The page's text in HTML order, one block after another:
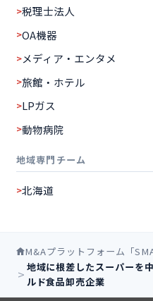
税理士法人
OA機器
メディア・エンタメ
旅館・ホテル
LPガス
動物病院
地域専門チーム
北海道
M&Aプラットフォーム「
地域に根差したスーパーを
ルド食品卸売企業